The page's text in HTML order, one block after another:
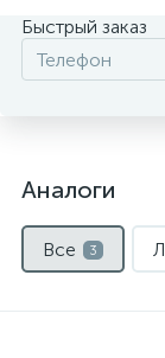
Быстрый заказ
Аналоги
Все 3